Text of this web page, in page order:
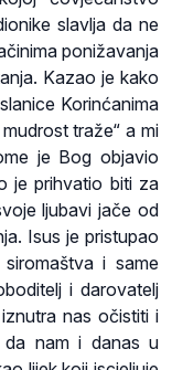
slavlja da ne
ponižavanja
Kazao je kako
Korinćanima
traže“ a mi
je Bog objavio
je prihvatio biti za
ljubavi jače od
Isus je pristupao
i same
i darovatelj
nas očistiti i
da nam i danas u